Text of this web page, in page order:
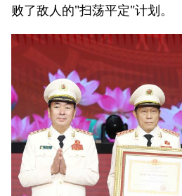
败了敌人的"扫荡平定"计划。